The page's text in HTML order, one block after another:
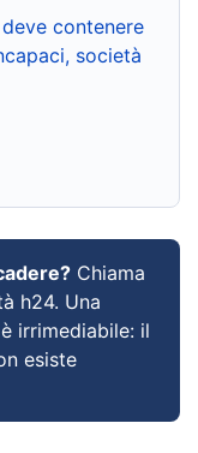
contenere
società
Chiama
h24. Una
irrimediabile: il
esiste